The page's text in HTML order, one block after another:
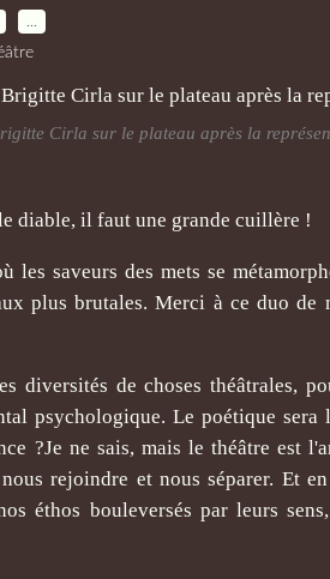
Cirla sur le plateau après la
diable, il faut une grande cuillère !
saveurs des mets se
plus brutales. Merci à ce duo de
diversités de choses théâtrales,
psychologique. Le poétique sera
?Je ne sais, mais le théâtre est
rejoindre et nous séparer. Et
éthos bouleversés par leurs